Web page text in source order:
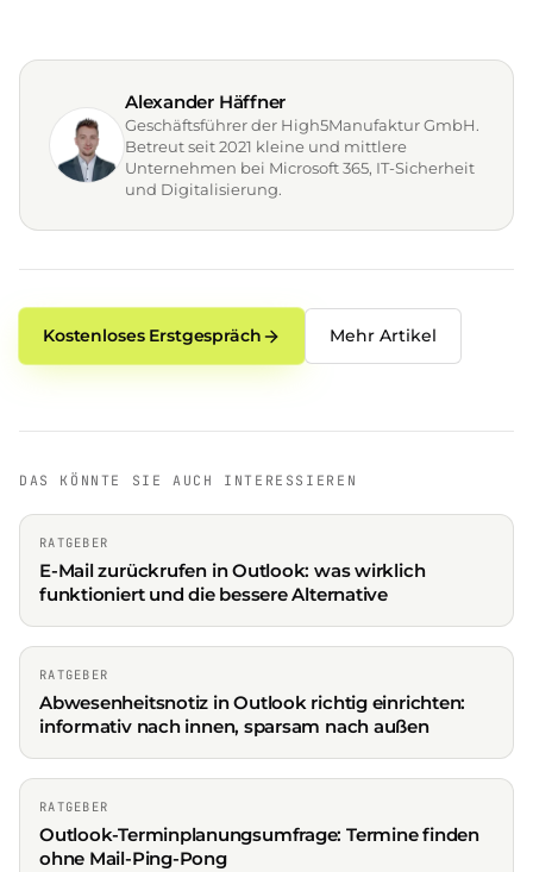
Alexander Häffner
Geschäftsführer der High5Manufaktur GmbH.
Betreut seit 2021 kleine und mittlere
Unternehmen bei Microsoft 365, IT-Sicherheit
und Digitalisierung.
Kostenloses Erstgespräch Mehr Artikel
DAS KÖNNTE SIE AUCH INTERESSIEREN
RATGEBER
E-Mail zurückrufen in Outlook: was wirklich
funktioniert und die bessere Alternative
RATGEBER
Abwesenheitsnotiz in Outlook richtig einrichten:
informativ nach innen, sparsam nach außen
RATGEBER
Outlook-Terminplanungsumfrage: Termine finden
ohne Mail-Ping-Pong